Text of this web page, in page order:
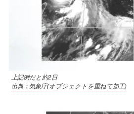
上記例だと約2日
出典：気象庁(オブジェクトを重ねて加工)